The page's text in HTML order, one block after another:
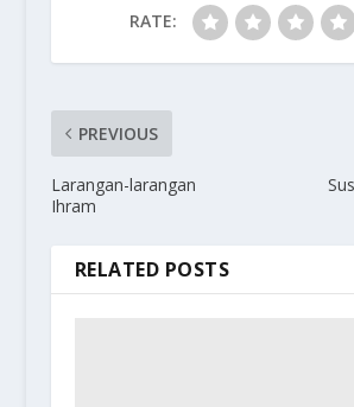
RATE:
PREVIOUS
Larangan-larangan
Ihram
RELATED POSTS